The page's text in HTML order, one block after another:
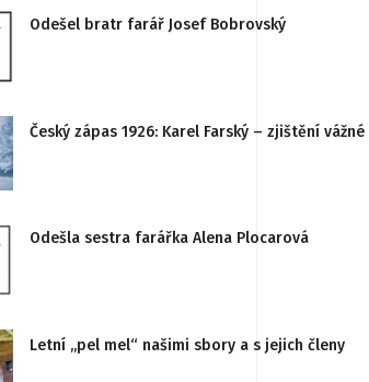
Odešel bratr farář Josef Bobrovský
Český zápas 1926: Karel Farský – zjištění
Odešla sestra farářka Alena Plocarová
Letní „pel mel“ našimi sbory a s jejich členy